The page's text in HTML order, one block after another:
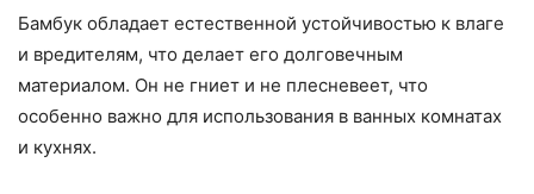
Бамбук обладает естественной устойчивостью к влаге
и вредителям, что делает его долговечным
материалом. Он не гниет и не плесневеет, что
особенно важно для использования в ванных комнатах
и кухнях.